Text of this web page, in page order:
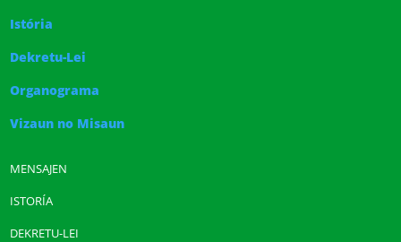
Istória
Dekretu-Lei
Organograma
Vizaun no Misaun
MENSAJEN
ISTORÍA
DEKRETU-LEI